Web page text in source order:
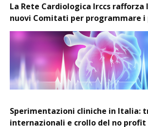
La Rete Cardiologica Irccs rafforza
nuovi Comitati per programmare
Sperimentazioni cliniche in Italia:
internazionali e crollo del no profit